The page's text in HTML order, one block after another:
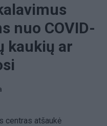
nuo COVID-
kaukių ar
centras atšaukė